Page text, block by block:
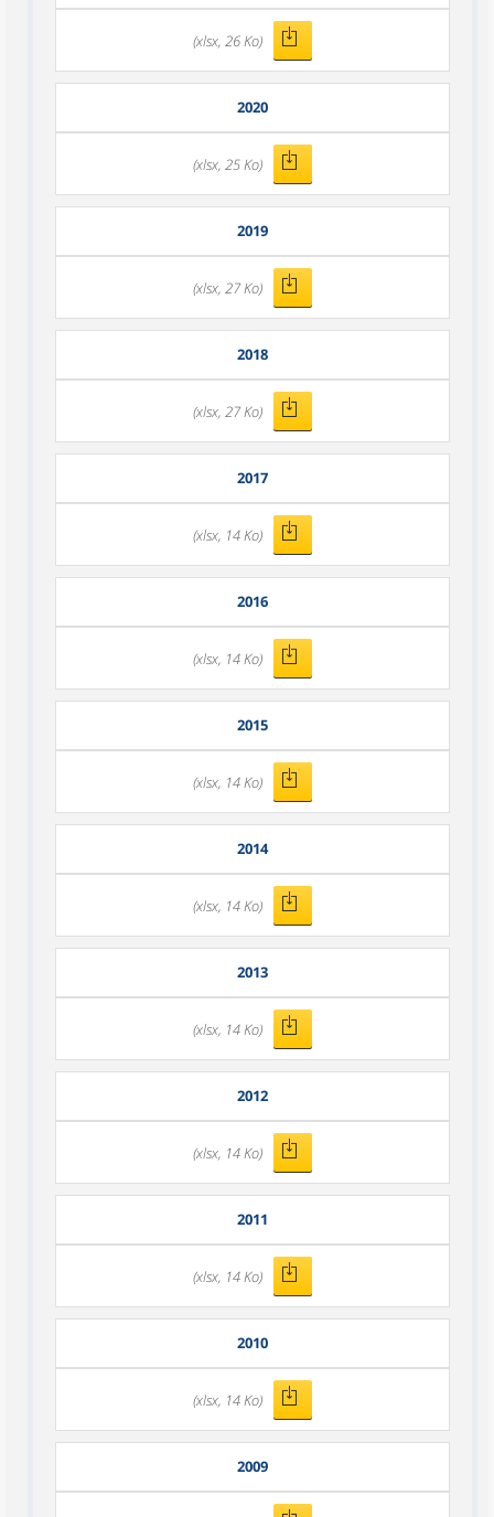
(xlsx, 26 Ko)
2020
(xlsx, 25 Ko)
2019
(xlsx, 27 Ko)
2018
(xlsx, 27 Ko)
2017
(xlsx, 14 Ko)
2016
(xlsx, 14 Ko)
2015
(xlsx, 14 Ko)
2014
(xlsx, 14 Ko)
2013
(xlsx, 14 Ko)
2012
(xlsx, 14 Ko)
2011
(xlsx, 14 Ko)
2010
(xlsx, 14 Ko)
2009